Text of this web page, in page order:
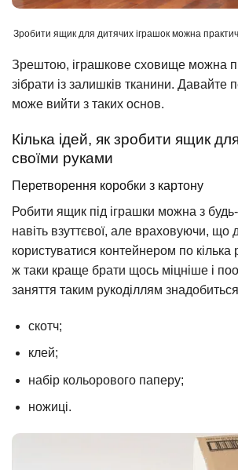
Зробити ящик для дитячих іграшок можна
Зрештою, іграшкове сховище можна
зібрати із залишків тканини.
може вийти з таких основ.
Кілька ідей, як зробити ящик
своїми руками
Перетворення коробки з картону
Робити ящик під іграшки можна з будь-
навіть взуттєвої, але враховуючи, що
користуватися контейнером по кілька
ж таки краще брати щось міцніше і
заняття таким рукоділлям
скотч;
клей;
набір кольорового паперу;
ножиці.